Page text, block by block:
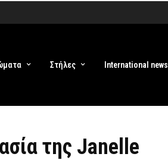
Στήλες International news
της Janelle